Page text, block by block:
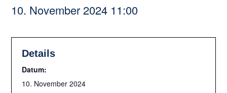
10. November 2024 11:00
Details
Datum:
10. November 2024